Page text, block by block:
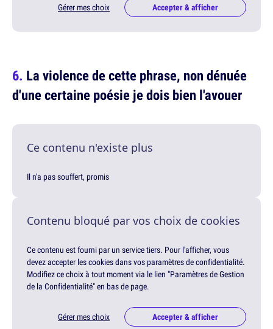
Gérer mes choix Accepter & afficher
La violence de cette phrase, non dénuée
d'une certaine poésie je dois bien l'avouer
Ce contenu n'existe plus
Il n'a pas souffert, promis
Contenu bloqué par vos choix de cookies
Ce contenu est fourni par un service tiers. Pour l'afficher, vous
devez accepter les cookies dans vos paramètres de confidentialité.
Modifiez ce choix à tout moment via le lien "Paramètres de Gestion
de la Confidentialité" en bas de page.
Gérer mes choix Accepter & afficher